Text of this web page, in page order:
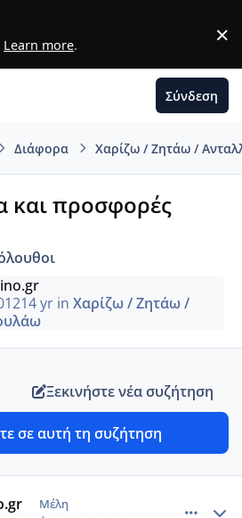
Learn more. ×
Σύνδεση
Διάφορα Χαρίζω / Ζητάω /
και προσφορές
14 yrin Χαρίζω / Ζητάω /
Ξεκινήστε νέα συζήτηση
σε αυτή τη συζήτηση
Μέλη